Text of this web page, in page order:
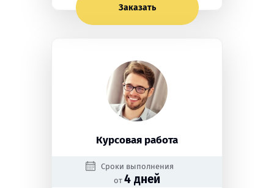
Заказать
Курсовая работа
Сроки выполнения
от 4 дней